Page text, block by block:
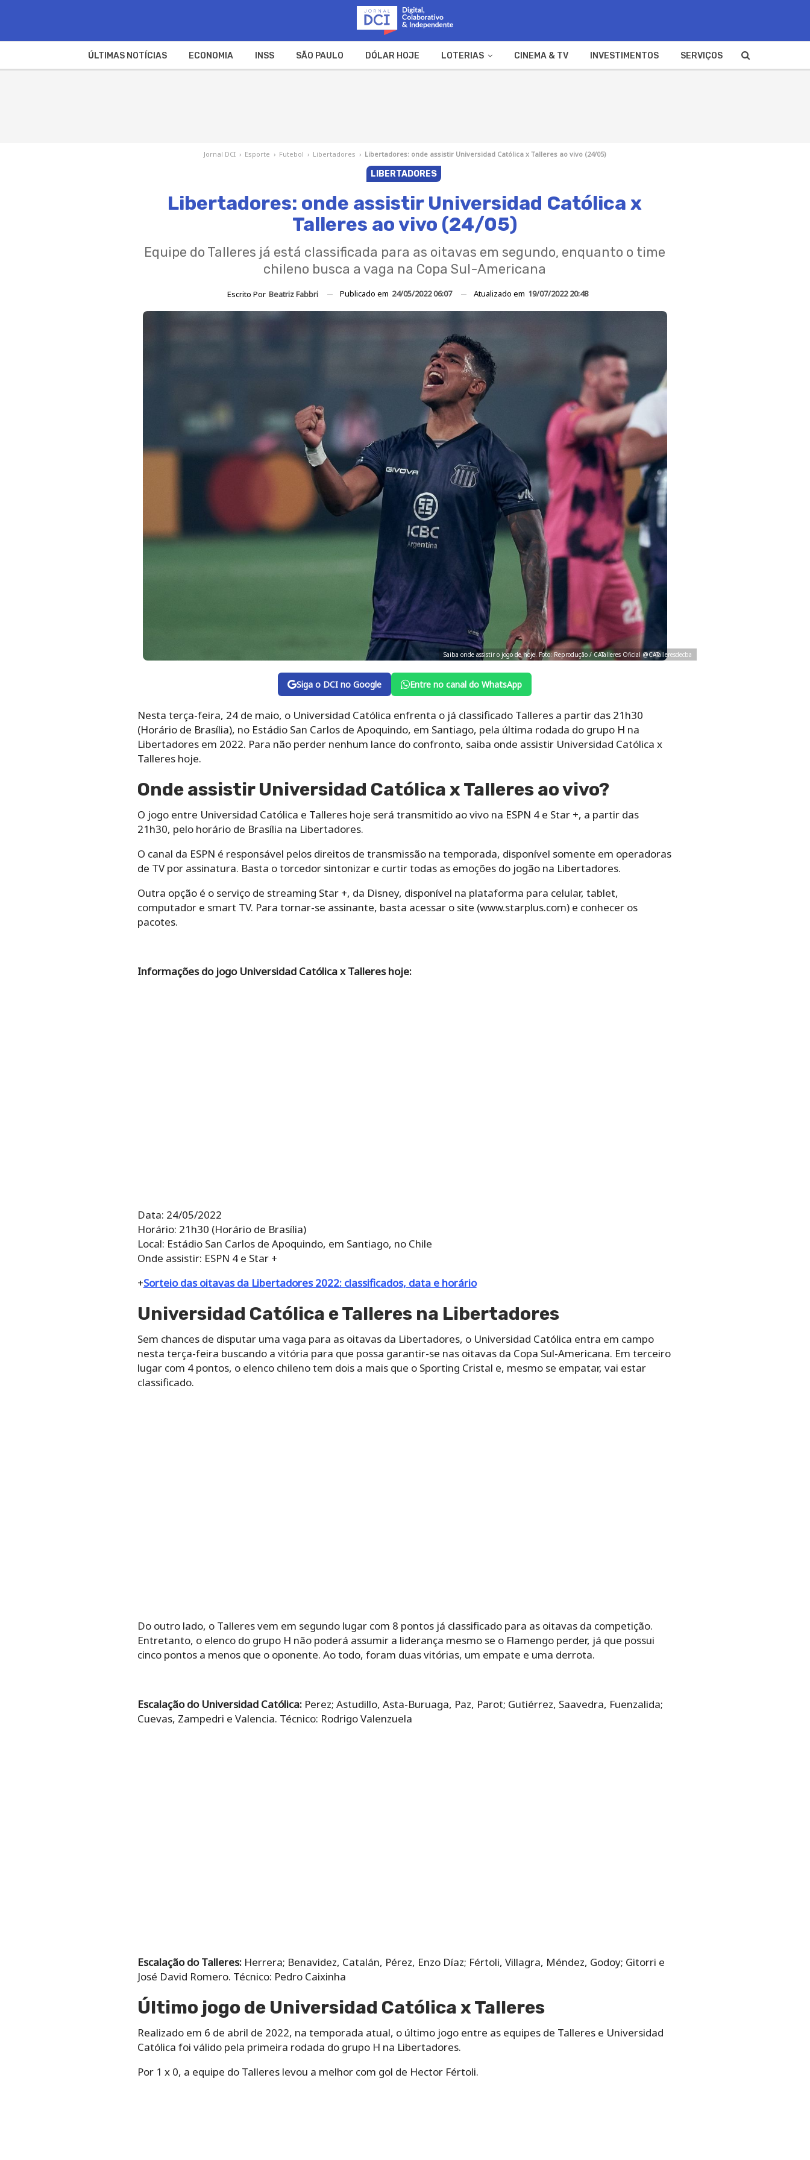
ÚLTIMAS NOTÍCIAS ECONOMIA INSS SÃO PAULO DÓLAR HOJE LOTERIAS CINEMA & TV INVESTIMENTOS SERVIÇOS
Jornal DCI › Esporte › Futebol › Libertadores › Libertadores: onde assistir Universidad Católica x Talleres ao vivo (24/05)
LIBERTADORES
Libertadores: onde assistir Universidad Católica x
Talleres ao vivo (24/05)
Equipe do Talleres já está classificada para as oitavas em segundo, enquanto o time
chileno busca a vaga na Copa Sul-Americana
Escrito Por Beatriz Fabbri Publicado em 24/05/2022 06:07 Atualizado em 19/07/2022 20:48
Saiba onde assistir o jogo de hoje. Foto: Reprodução / CATalleres Oficial @CATalleresdecba
Siga o DCI no Google Entre no canal do WhatsApp
Nesta terça-feira, 24 de maio, o Universidad Católica enfrenta o já classificado Talleres a partir das 21h30
(Horário de Brasília), no Estádio San Carlos de Apoquindo, em Santiago, pela última rodada do grupo H na
Libertadores em 2022. Para não perder nenhum lance do confronto, saiba onde assistir Universidad Católica x
Talleres hoje.
Onde assistir Universidad Católica x Talleres ao vivo?
O jogo entre Universidad Católica e Talleres hoje será transmitido ao vivo na ESPN 4 e Star +, a partir das
21h30, pelo horário de Brasília na Libertadores.
O canal da ESPN é responsável pelos direitos de transmissão na temporada, disponível somente em operadoras
de TV por assinatura. Basta o torcedor sintonizar e curtir todas as emoções do jogão na Libertadores.
Outra opção é o serviço de streaming Star +, da Disney, disponível na plataforma para celular, tablet,
computador e smart TV. Para tornar-se assinante, basta acessar o site (www.starplus.com) e conhecer os
pacotes.
Informações do jogo Universidad Católica x Talleres hoje:
Data: 24/05/2022
Horário: 21h30 (Horário de Brasília)
Local: Estádio San Carlos de Apoquindo, em Santiago, no Chile
Onde assistir: ESPN 4 e Star +
+Sorteio das oitavas da Libertadores 2022: classificados, data e horário
Universidad Católica e Talleres na Libertadores
Sem chances de disputar uma vaga para as oitavas da Libertadores, o Universidad Católica entra em campo
nesta terça-feira buscando a vitória para que possa garantir-se nas oitavas da Copa Sul-Americana. Em terceiro
lugar com 4 pontos, o elenco chileno tem dois a mais que o Sporting Cristal e, mesmo se empatar, vai estar
classificado.
Do outro lado, o Talleres vem em segundo lugar com 8 pontos já classificado para as oitavas da competição.
Entretanto, o elenco do grupo H não poderá assumir a liderança mesmo se o Flamengo perder, já que possui
cinco pontos a menos que o oponente. Ao todo, foram duas vitórias, um empate e uma derrota.
Escalação do Universidad Católica:Perez; Astudillo, Asta-Buruaga, Paz, Parot; Gutiérrez, Saavedra, Fuenzalida;
Cuevas, Zampedri e Valencia. Técnico: Rodrigo Valenzuela
Escalação do Talleres:Herrera; Benavidez, Catalán, Pérez, Enzo Díaz; Fértoli, Villagra, Méndez, Godoy; Gitorri e
José David Romero. Técnico: Pedro Caixinha
Último jogo de Universidad Católica x Talleres
Realizado em 6 de abril de 2022, na temporada atual, o último jogo entre as equipes de Talleres e Universidad
Católica foi válido pela primeira rodada do grupo H na Libertadores.
Por 1 x 0, a equipe do Talleres levou a melhor com gol de Hector Fértoli.